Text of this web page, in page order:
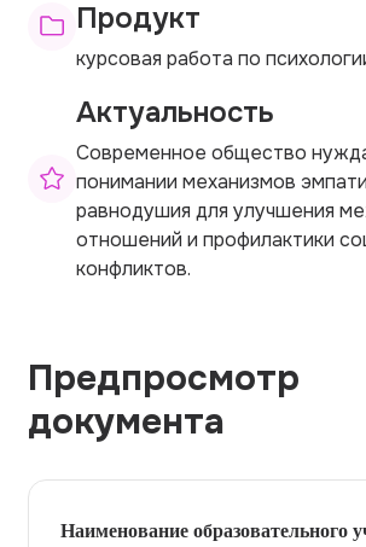
Продукт
курсовая работа по
Актуальность
Современное общество
понимании механизмов
равнодушия для улучшения
отношений и профилактики
конфликтов.
Предпросмотр
документа
Наименование образовательного